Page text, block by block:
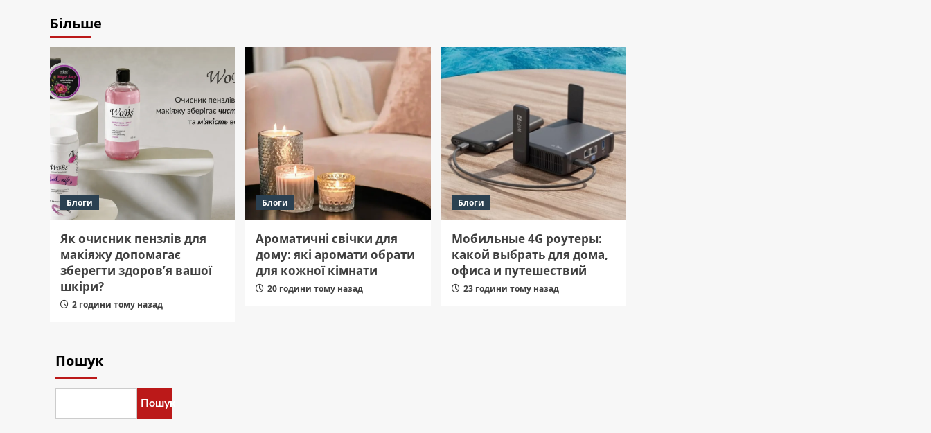
Більше
Блоги
Як очисник пензлів для
макіяжу допомагає
зберегти здоров’я вашої
шкіри?
2 години тому назад
Блоги
Ароматичні свічки для
дому: які аромати обрати
для кожної кімнати
20 години тому назад
Блоги
Мобильные 4G роутеры:
какой выбрать для дома,
офиса и путешествий
23 години тому назад
Пошук
Пошук